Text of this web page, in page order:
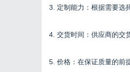
3. 定制能力：根据需要选
4. 交货时间：供应商的交
5. 价格：在保证质量的前